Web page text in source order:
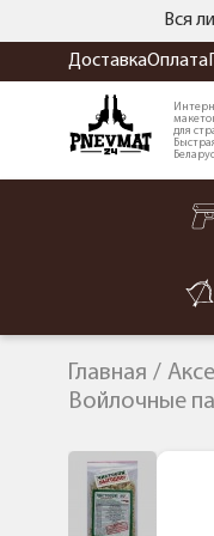
Вся
ДоставкаОплата
для
Главная
Войлочные